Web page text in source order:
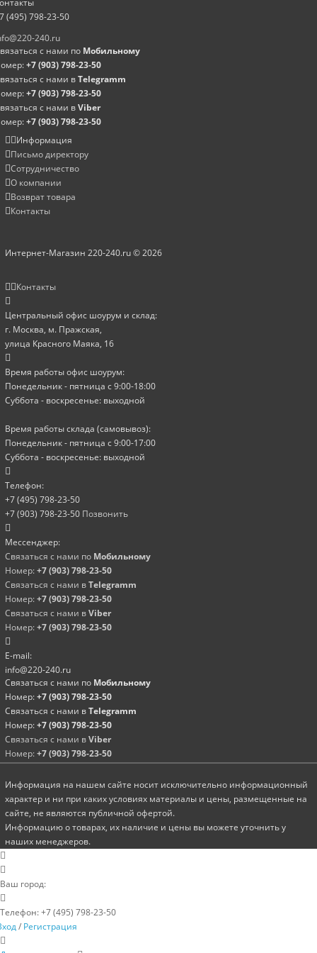
(495) 798-23-50
240.ru
с нами по Мобильному
+7 (903) 798-23-50
с нами вTelegramm
+7 (903) 798-23-50
с нами вViber
+7 (903) 798-23-50
Информация
Письмо директору
Сотрудничество
О компании
Возврат товара
Контакты
Интернет-Магазин 220-240.ru © 2026
Контакты
Центральный офис шоурум и склад:
г. Москва, м. Пражская,
улица Красного Маяка, 16
Время работы офис шоурум:
Понедельник - пятница с 9:00-18:00
Суббота - воскресенье: выходной
Время работы склада (самовывоз):
Понедельник - пятница с 9:00-17:00
Суббота - воскресенье: выходной
Телефон:
+7 (495) 798-23-50
+7 (903) 798-23-50 Позвонить
Мессенджер:
Связаться с нами по Мобильному
Номер:+7 (903) 798-23-50
Связаться с нами вTelegramm
Номер:+7 (903) 798-23-50
Связаться с нами вViber
Номер:+7 (903) 798-23-50
E-mail:
info@220-240.ru
Связаться с нами по Мобильному
Номер:+7 (903) 798-23-50
Связаться с нами вTelegramm
Номер:+7 (903) 798-23-50
Связаться с нами вViber
Номер:+7 (903) 798-23-50
Информация на нашем сайте носит исключительно информационный
характер и ни при каких условиях материалы и цены, размещенные на
сайте, не являются публичной офертой.
Информацию о товарах, их наличие и цены вы можете уточнить у
наших менеджеров.
Ваш город:
Телефон:+7 (495) 798-23-50
/ Регистрация